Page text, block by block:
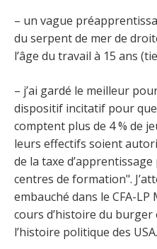
– un vague
du serpent de mer de
l’âge du travail à 15 ans
– j’ai gardé le meilleur
dispositif incitatif pour
comptent plus de 4 % de
leurs effectifs soient
de la taxe
centres de formation".
embauché dans le CFA-LP
cours d’histoire du burger
l’histoire politique des USA.